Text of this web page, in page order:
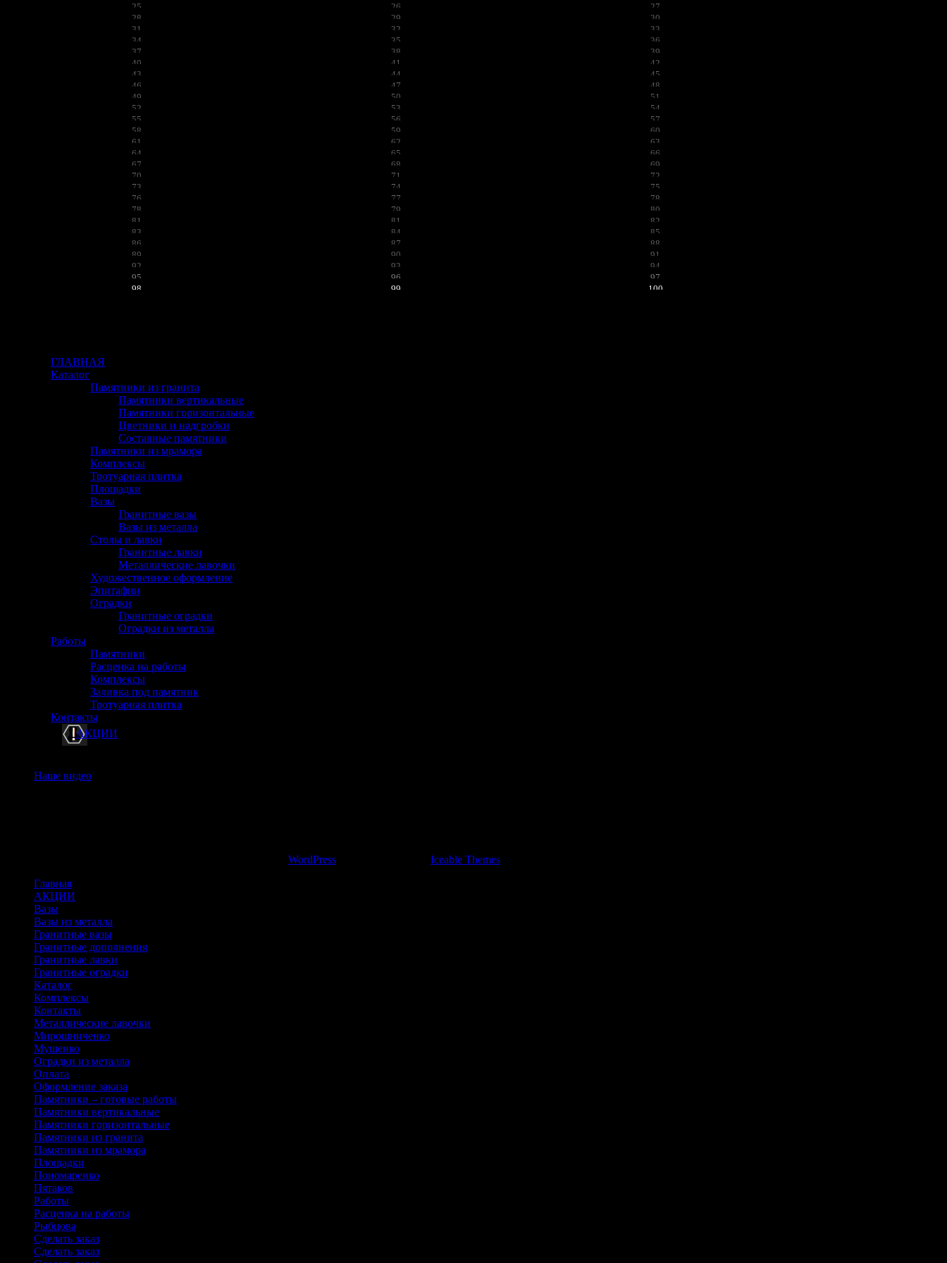
25
26
27
28
29
30
31
32
33
34
35
36
37
38
39
40
41
42
43
44
45
46
47
48
49
50
51
52
53
54
55
56
57
58
59
60
61
62
63
64
65
66
67
68
69
70
71
72
73
74
75
76
77
78
78
79
80
81
81
82
83
84
85
86
87
88
89
90
91
92
93
94
95
96
97
98
99 100
ГЛАВНАЯ
Каталог
Памятники из гранита
Памятники вертикальные
Памятники горизонтальные
Цветники и надгробки
Составные памятники
Памятники из мрамора
Комплексы
Тротуарная плитка
Площадки
Вазы
Гранитные вазы
Вазы из металла
Столы и лавки
Гранитные лавки
Металлические лавочки
Художественное оформление
Эпитафии
Оградки
Гранитные оградки
Оградки из металла
Работы
Памятники
Расценка на работы
Комплексы
Заливка под памятник
Тротуарная плитка
Контакты
АКЦИИ
Наше видео
WordPress Iceable Themes
Главная
АКЦИИ
Вазы
Вазы из металла
Гранитные вазы
Гранитные дополнения
Гранитные лавки
Гранитные оградки
Каталог
Комплексы
Контакты
Металлические лавочки
Мирошниченко
Мушенко
Оградки из металла
Оплата
Оформление заказа
Памятники – готовые работы
Памятники вертикальные
Памятники горизонтальные
Памятники из гранита
Памятники из мрамора
Площадки
Пономаренко
Пятаков
Работы
Расценка на работы
Рыбцова
Сделать заказ
Сделать заказ